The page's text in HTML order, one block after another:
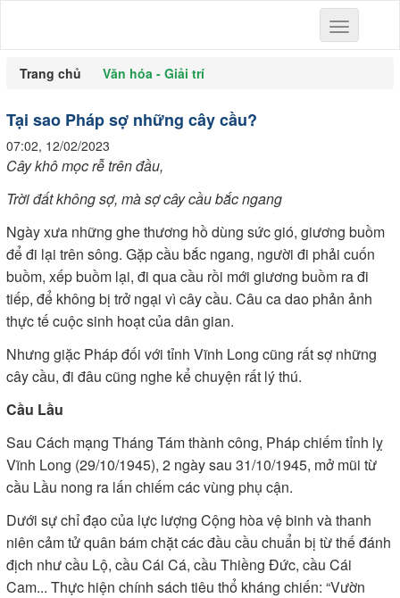
Toggle
navigation
Trang chủ
Văn hóa - Giải trí
Tại sao Pháp sợ những cây cầu?
07:02, 12/02/2023
Cây khô mọc rễ trên đầu,
Trời đất không sợ, mà sợ cây cầu bắc ngang
Ngày xưa những ghe thương hồ dùng sức gió, giương buồm
để đi lại trên sông. Gặp cầu bắc ngang, người đi phải cuốn
buồm, xếp buồm lại, đi qua cầu rồi mới giương buồm ra đi
tiếp, để không bị trở ngại vì cây cầu. Câu ca dao phản ảnh
thực tế cuộc sinh hoạt của dân gian.
Nhưng giặc Pháp đối với tỉnh Vĩnh Long cũng rất sợ những
cây cầu, đi đâu cũng nghe kể chuyện rất lý thú.
Cầu Lầu
Sau Cách mạng Tháng Tám thành công, Pháp chiếm tỉnh lỵ
Vĩnh Long (29/10/1945), 2 ngày sau 31/10/1945, mở mũi từ
cầu Lầu nong ra lấn chiếm các vùng phụ cận.
Dưới sự chỉ đạo của lực lượng Cộng hòa vệ binh và thanh
niên cảm tử quân bám chặt các đầu cầu chuẩn bị từ thế đánh
địch như cầu Lộ, cầu Cái Cá, cầu Thiềng Đức, cầu Cái
Cam... Thực hiện chính sách tiêu thổ kháng chiến: “Vườn